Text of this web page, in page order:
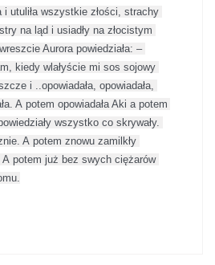
i utuliła wszystkie złości, strachy
na ląd i usiadły na złocistym
Aurora powiedziała: –
kiedy wlałyście mi sos sojowy
i ..opowiadała, opowiadała,
A potem opowiadała Aki a potem
wszystko co skrywały.
A potem znowu zamilkły
A potem już bez swych ciężarów